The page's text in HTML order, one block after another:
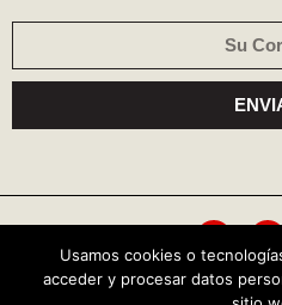
Política de cookies Aviso
Usamos cookies o
acceder y procesar datos